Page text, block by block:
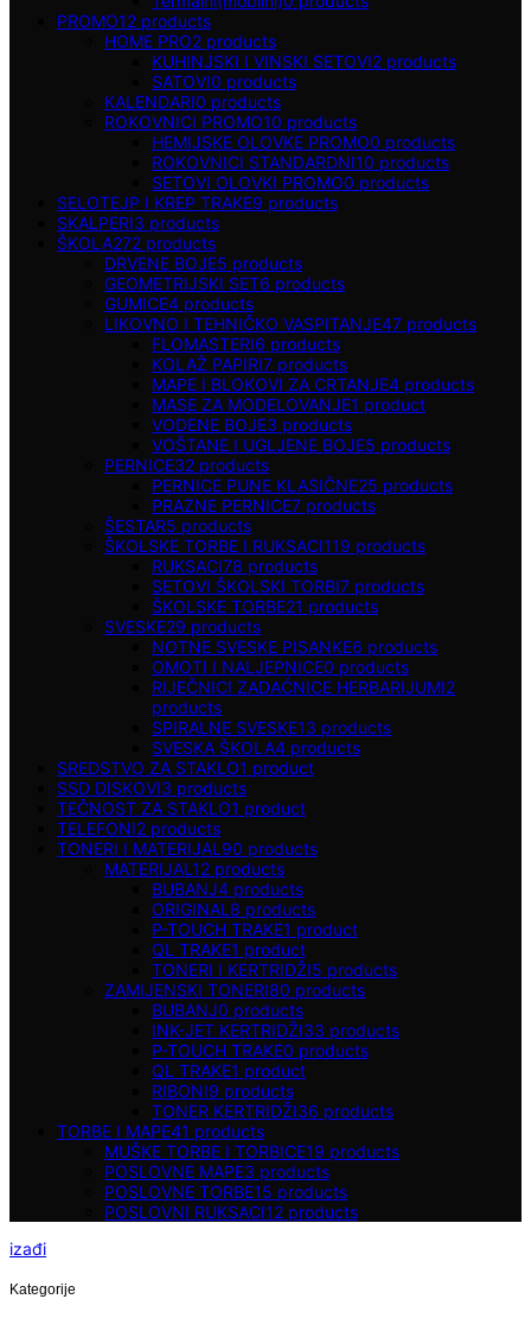
PROMO12 products
HOME PRO2 products
KUHINJSKI I VINSKI SETOVI2 products
SATOVI0 products
KALENDARI0 products
ROKOVNICI PROMO10 products
HEMIJSKE OLOVKE PROMO0 products
ROKOVNICI STANDARDNI10 products
SETOVI OLOVKI PROMO0 products
SELOTEJP I KREP TRAKE9 products
SKALPERI3 products
ŠKOLA272 products
DRVENE BOJE5 products
GEOMETRIJSKI SET6 products
GUMICE4 products
LIKOVNO I TEHNIČKO VASPITANJE47 products
FLOMASTERI6 products
KOLAŽ PAPIRI7 products
MAPE I BLOKOVI ZA CRTANJE4 products
MASE ZA MODELOVANJE1 product
VODENE BOJE3 products
VOŠTANE I UGLJENE BOJE5 products
PERNICE32 products
PERNICE PUNE KLASIČNE25 products
PRAZNE PERNICE7 products
ŠESTAR5 products
ŠKOLSKE TORBE I RUKSACI119 products
RUKSACI78 products
SETOVI ŠKOLSKI TORBI7 products
ŠKOLSKE TORBE21 products
SVESKE29 products
NOTNE SVESKE PISANKE6 products
OMOTI I NALJEPNICE0 products
RIJEČNICI ZADAĆNICE HERBARIJUMI2
products
SPIRALNE SVESKE13 products
SVESKA ŠKOLA4 products
SREDSTVO ZA STAKLO1 product
SSD DISKOVI3 products
TEČNOST ZA STAKLO1 product
TELEFONI2 products
TONERI I MATERIJAL 90 products
MATERIJAL 12 products
BUBANJ4 products
ORIGINAL 8 products
P-TOUCH TRAKE1 product
QL TRAKE1 product
TONERI I KERTRIDŽI5 products
ZAMIJENSKI TONERI80 products
BUBANJ0 products
INK-JET KERTRIDŽI33 products
P-TOUCH TRAKE0 products
QL TRAKE1 product
RIBONI9 products
TONER KERTRIDŽI36 products
TORBE I MAPE41 products
MUŠKE TORBE I TORBICE19 products
POSLOVNE MAPE3 products
POSLOVNE TORBE15 products
POSLOVNI RUKSACI12 products
izađi
Kategorije